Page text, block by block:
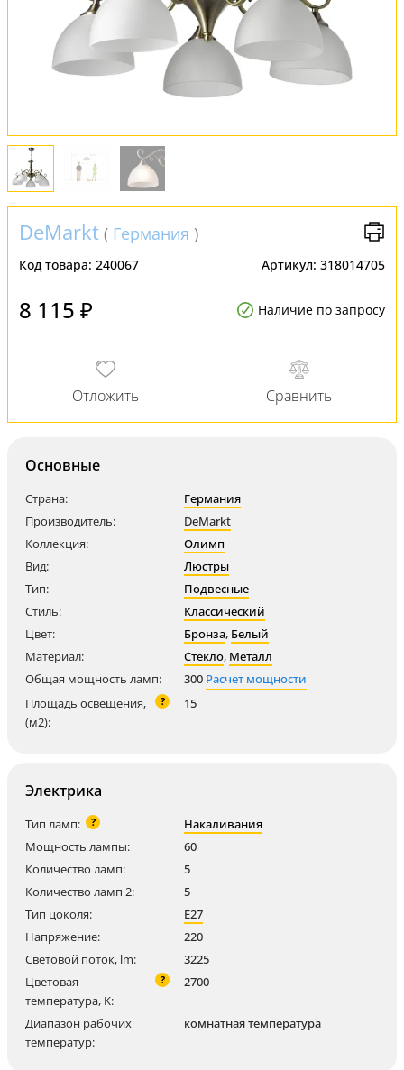
FAQ
Отзывы
DeMarkt ( Германия )
Код товара: 240067 Артикул: 318014705
8 115 ₽ Наличие по запросу
Основные
Страна:
Германия
Производитель:
DeMarkt
Коллекция:
Олимп
Вид:
Люстры
Тип:
Подвесные
Стиль:
Классический
Цвет:
Бронза, Белый
Материал:
Стекло, Металл
Общая мощность ламп:
300 Расчет мощности
Площадь освещения,
(м2):
? 15
Электрика
Тип ламп: ?
Накаливания
Мощность лампы:
60
Количество ламп:
5
Количество ламп 2:
5
Тип цоколя:
E27
Напряжение:
220
Световой поток, lm:
3225
Цветовая
температура, K:
? 2700
Диапазон рабочих
температур:
комнатная температура